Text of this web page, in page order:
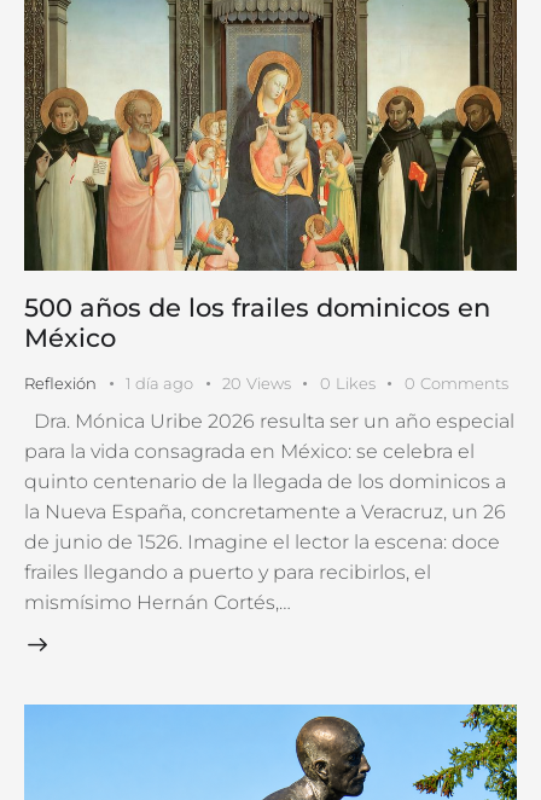
500 años de los frailes dominicos en
México
Reflexión 1 día ago 20 Views 0 Likes 0 Comments
Dra. Mónica Uribe 2026 resulta ser un año especial
para la vida consagrada en México: se celebra el
quinto centenario de la llegada de los dominicos a
la Nueva España, concretamente a Veracruz, un 26
de junio de 1526. Imagine el lector la escena: doce
frailes llegando a puerto y para recibirlos, el
mismísimo Hernán Cortés,…